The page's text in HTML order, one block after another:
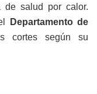
de salud por calor.
Departamento de
cortes según su